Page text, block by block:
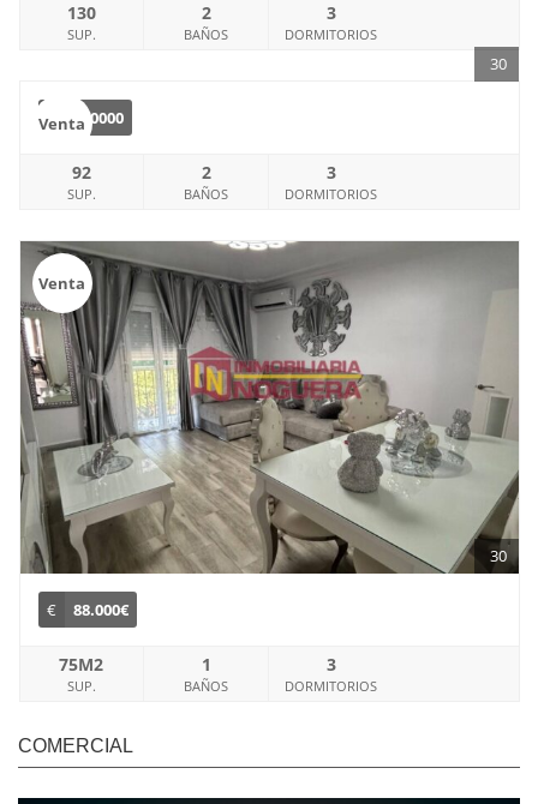
130
SUP.
2
BAÑOS
3
DORMITORIOS
30
Venta
€ 130000
92
SUP.
2
BAÑOS
3
DORMITORIOS
30
Venta
€ 88.000€
75M2
SUP.
1
BAÑOS
3
DORMITORIOS
COMERCIAL